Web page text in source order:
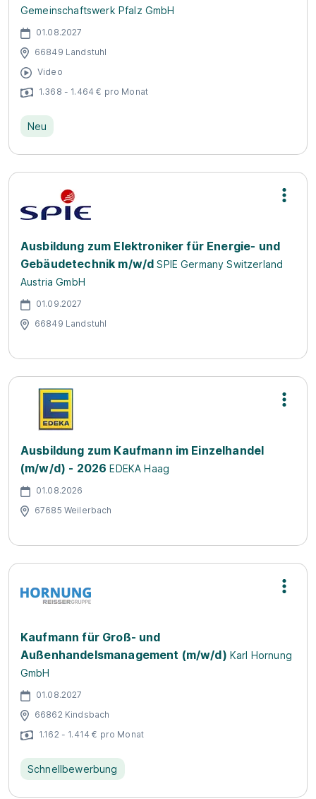
Gemeinschaftswerk Pfalz GmbH
01.08.2027
66849 Landstuhl
Video
1.368 - 1.464 € pro Monat
Neu
Ausbildung zum Elektroniker für Energie- und
Gebäudetechnik m/w/d SPIE Germany Switzerland
Austria GmbH
01.09.2027
66849 Landstuhl
Ausbildung zum Kaufmann im Einzelhandel
(m/w/d) - 2026 EDEKA Haag
01.08.2026
67685 Weilerbach
Kaufmann für Groß- und
Außenhandelsmanagement (m/w/d) Karl Hornung
GmbH
01.08.2027
66862 Kindsbach
1.162 - 1.414 € pro Monat
Schnellbewerbung